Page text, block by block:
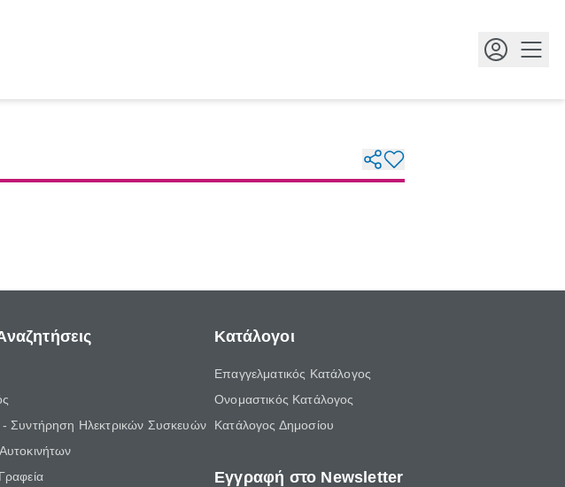
- Συντήρηση Ηλεκτρικών Συσκευών
Κατάλογοι
Επαγγελματικός Κατάλογος
Ονομαστικός Κατάλογος
Κατάλογος Δημοσίου
Εγγραφή στο Newsletter